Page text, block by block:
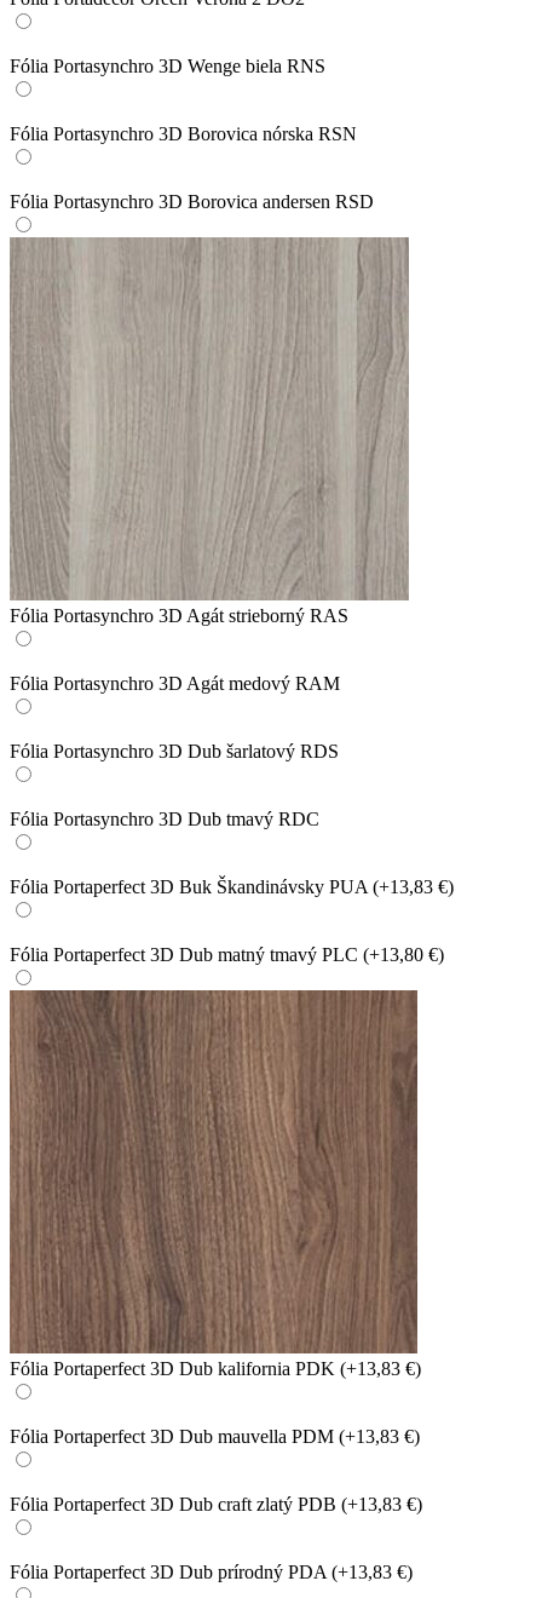
Fólia Portasynchro 3D Wenge biela RNS
Fólia Portasynchro 3D Borovica nórska RSN
Fólia Portasynchro 3D Borovica andersen RSD
Fólia Portasynchro 3D Agát strieborný RAS
Fólia Portasynchro 3D Agát medový RAM
Fólia Portasynchro 3D Dub šarlatový RDS
Fólia Portasynchro 3D Dub tmavý RDC
Fólia Portaperfect 3D Buk Škandinávsky PUA (+13,83 €)
Fólia Portaperfect 3D Dub matný tmavý PLC (+13,80 €)
Fólia Portaperfect 3D Dub kalifornia PDK (+13,83 €)
Fólia Portaperfect 3D Dub mauvella PDM (+13,83 €)
Fólia Portaperfect 3D Dub craft zlatý PDB (+13,83 €)
Fólia Portaperfect 3D Dub prírodný PDA (+13,83 €)